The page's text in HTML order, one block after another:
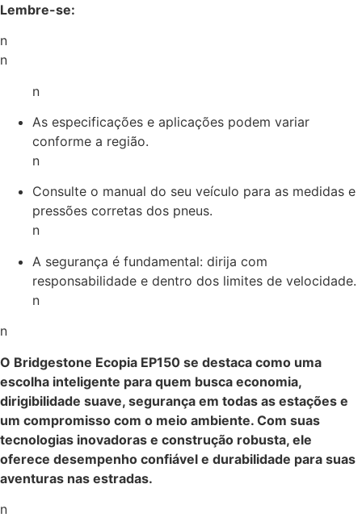
Lembre-se:
n
n
n
As especificações e aplicações podem variar
conforme a região.
n
Consulte o manual do seu veículo para as medidas e
pressões corretas dos pneus.
n
A segurança é fundamental: dirija com
responsabilidade e dentro dos limites de velocidade.
n
n
O Bridgestone Ecopia EP150 se destaca como uma
escolha inteligente para quem busca economia,
dirigibilidade suave, segurança em todas as estações e
um compromisso com o meio ambiente. Com suas
tecnologias inovadoras e construção robusta, ele
oferece desempenho confiável e durabilidade para suas
aventuras nas estradas.
n